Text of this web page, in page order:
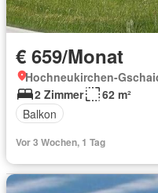
€ 659/Monat
Hochneukirchen-
2 Zimmer
62 m²
Balkon
Vor 3 Wochen, 1 Tag